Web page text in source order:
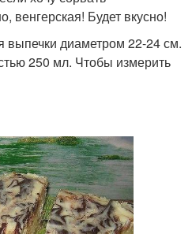
венгерская! Будет вкусно!
диаметром 22-24 см.
250 мл. Чтобы измерить